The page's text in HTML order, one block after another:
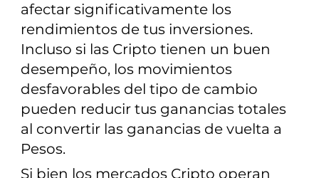
afectar significativamente los
rendimientos de tus inversiones.
Incluso si las Cripto tienen un buen
desempeño, los movimientos
desfavorables del tipo de cambio
pueden reducir tus ganancias totales
al convertir las ganancias de vuelta a
Pesos.
Si bien los mercados Cripto operan